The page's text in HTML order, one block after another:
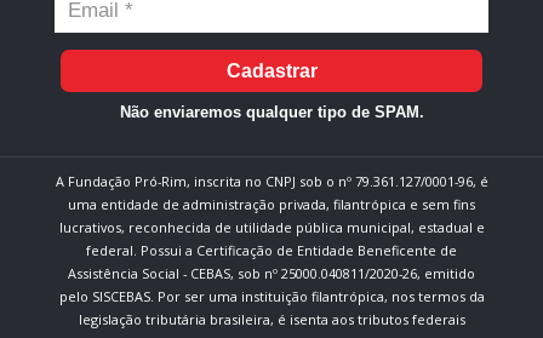
Cadastrar
Não enviaremos qualquer tipo de SPAM.
A Fundação Pró-Rim, inscrita no CNPJ sob o nº 79.361.127/0001-96, é
uma entidade de administração privada, filantrópica e sem fins
lucrativos, reconhecida de utilidade pública municipal, estadual e
federal. Possui a Certificação de Entidade Beneficente de
Assistência Social - CEBAS, sob nº 25000.040811/2020-26, emitido
pelo SISCEBAS. Por ser uma instituição filantrópica, nos termos da
legislação tributária brasileira, é isenta aos tributos federais